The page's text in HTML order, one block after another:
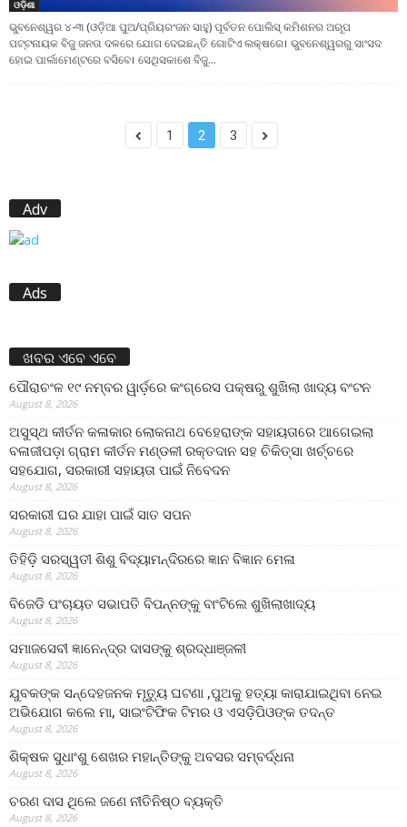
ଓଡ଼ିଶା
ଭୁବନେଶ୍ୱର ୪-୩ (ଓଡ଼ିଆ ପୁଅ/ପ୍ରିୟରଂଜନ ସାହୁ) ପୂର୍ବତନ ପୋଲିସ୍ କମିଶନର ଅରୂପ
ପଟ୍ଟନାୟକ ବିଜୁ ଜନତା ଦଳରେ ଯୋଗ ଦେଇଛନ୍ତି ଗୋଟିଏ ଲକ୍ଷରେ। ଭୁବନେଶ୍ୱରରୁ ସାଂସଦ
ହୋଇ ପାର୍ଲାମେଣ୍ଟରେ ବସିବେ। ସେଥିସକାଶେ ବିଜୁ...
1 2 3
Adv
Ads
ଖବର ଏବେ ଏବେ
ପୌରାଚଂଳ ୧୯ ନମ୍ବର ୱାର୍ଡ଼ରେ କଂଗ୍ରେସ ପକ୍ଷରୁ ଶୁଖିଲା ଖାଦ୍ୟ ବଂଟନ
August 8, 2026
ଅସୁସ୍ଥ କୀର୍ତନ କଳାକାର ଲୋକନାଥ ବେହେରାଙ୍କ ସହାୟତାରେ ଆଗେଇଲା
ବଳାଜୀପଡ଼ା ଗ୍ରାମ କୀର୍ତନ ମଣ୍ଡଳୀ ରକ୍ତଦାନ ସହ ଚିକିତ୍ସା ଖର୍ଚ୍ଚରେ
ସହଯୋଗ, ସରକାରୀ ସହାୟତା ପାଇଁ ନିବେଦନ
August 8, 2026
ସରକାରୀ ଘର ଯାହା ପାଇଁ ସାତ ସପନ
August 8, 2026
ତିହିଡି଼ ସରସ୍ୱତୀ ଶିଶୁ ବିଦ୍ୟାମନ୍ଦିରରେ ଜ୍ଞାନ ବିଜ୍ଞାନ ମେଳା
August 8, 2026
ବିଜେଡି ପଂଚାୟତ ସଭାପତି ବିପନ୍ନଙ୍କୁ ବାଂଟିଲେ ଶୁଖିଲାଖାଦ୍ୟ
August 8, 2026
ସମାଜସେବୀ ଜ୍ଞାନେନ୍ଦ୍ର ଦାସଙ୍କୁ ଶ୍ରଦ୍ଧାଞ୍ଜଳୀ
August 8, 2026
ଯୁବକଙ୍କ ସନ୍ଦେହଜନକ ମୃତ୍ୟୁ ଘଟଣା ,ପୁଅକୁ ହତ୍ୟା କାରାଯାଇଥିବା ନେଇ
ଅଭିଯୋଗ କଲେ ମା, ସାଇଂଟିଫିକ ଟିମର ଓ ଏସଡ଼ିପିଓଙ୍କ ତଦନ୍ତ
August 8, 2026
ଶିକ୍ଷକ ସୁଧାଂଶୁ ଶେଖର ମହାନ୍ତିଙ୍କୁ ଅବସର ସମ୍ବର୍ଦ୍ଧନା
August 8, 2026
ଚରଣ ଦାସ ଥିଲେ ଜଣେ ନୀତିନିଷ୍ଠ ବ୍ୟକ୍ତି
August 8, 2026